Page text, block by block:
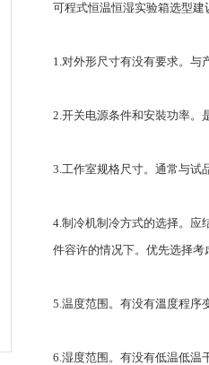
可程式恒温恒湿实验箱选型建
1.对外形尺寸有没有要求。与
2.开关电源条件和安裝功率。
3.工作室规格尺寸。通常与试
4.制冷机制冷方式的选择。应
件容许的情况下。优先选择
5.温度范围。有没有溫度程序
6.湿度范围。有没有低温低温